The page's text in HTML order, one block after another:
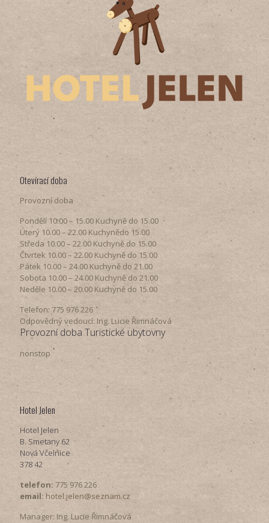
Otevírací doba
Provozní doba
Pondělí​ 10.00 – 15.00​​ Kuchyně do 15.00
Úterý ​10.00 – 22.00​​ Kuchynědo 15.00
Středa ​10.00 – 22.00 ​​Kuchyně do 15.00
Čtvrtek​ 10.00 – 22.00 ​​Kuchyně do 15.00
Pátek​ 10.00 – 24.00​​ Kuchyně do 21.00
Sobota ​10.00 – 24.00​​ Kuchyně do 21.00
Neděle ​10.00 – 20.00​​ Kuchyně do 15.00
Telefon: 775 976 226
Odpovědný vedoucí: Ing. Lucie Řimnáčová
Provozní doba Turistické ubytovny
nonstop
Hotel Jelen
Hotel Jelen
B. Smetany 62
Nová Včelnice
378 42
telefon: 775 976 226
email: hotel.jelen@seznam.cz
Manager: Ing. Lucie Řimnáčová